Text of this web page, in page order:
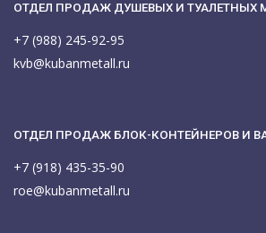
ОТДЕЛ ПРОДАЖ ДУШЕВЫХ И ТУАЛЕТНЫХ
+7 (988) 245-92-95
kvb@kubanmetall.ru
ОТДЕЛ ПРОДАЖ БЛОК-КОНТЕЙНЕРОВ И
+7 (918) 435-35-90
roe@kubanmetall.ru